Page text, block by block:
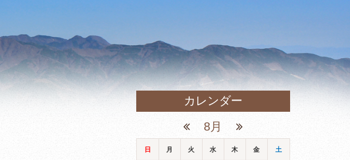
カレンダー
8月
日 月 火 水 木 金 土